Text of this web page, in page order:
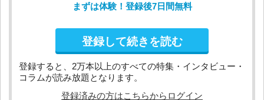
まずは体験！登録後7日間無料
登録して続きを読む
登録すると、2万本以上のすべての特集・インタビュー・
コラムが読み放題となります。
登録済みの方はこちらからログイン